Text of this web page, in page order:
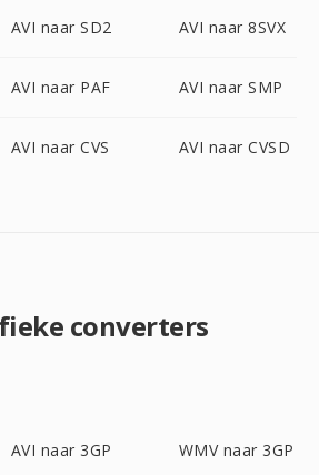
AVI naar SD2 AVI naar 8SVX
AVI naar PAF AVI naar SMP
AVI naar CVS AVI naar CVSD
converters
AVI naar 3GP WMV naar 3GP